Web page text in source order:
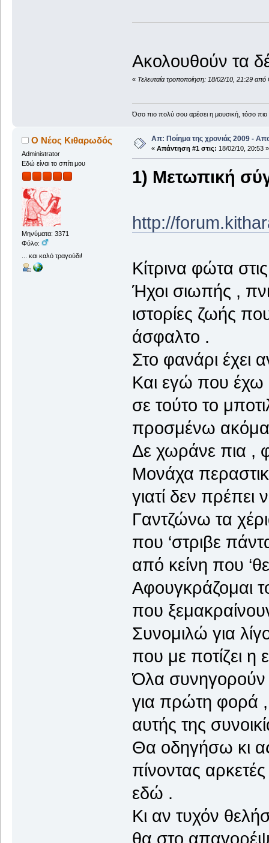
Ακολουθούν τα
« Τελευταία τροποποίηση: 18/02/10, 21:29
Όσο πιο πολύ σου αρέσει η μουσική, τόσο
Ο Νέος Κιθαρωδός
Administrator
Εδώ είναι το σπίτι μου
Μηνύματα: 3371
Φύλο:
... και καλό τραγούδι!
Απ: Ποίημα της χρονιάς 2009 -
« Απάντηση #1 στις: 18/02/10, 20:53 »
1) Μετωπική
http://
Κίτρινα φώτα
Ήχοι σιωπής ,
ιστορίες ζωής
άσφαλτο .
Στο φανάρι έχει
Και εγώ που έχω
σε τούτο το
προσμένω ακόμα
Δε χωράνε πια ,
Μονάχα
γιατί δεν πρέπει
Γαντζώνω τα
που ‘στριβε
από κείνη που
Αφουγκράζομαι
που
Συνομιλώ για
που με ποτίζει η
Όλα
για πρώτη φορά ,
αυτής της
Θα οδηγήσω κι
πίνοντας
εδώ .
Κι αν τυχόν
θα στο